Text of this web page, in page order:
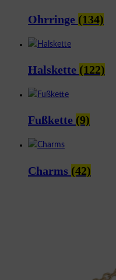
Ohrringe (134)
Halskette (122)
Fußkette (9)
Charms (42)